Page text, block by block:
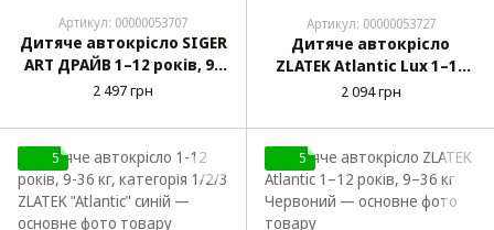
Артикул: 00000053707
Дитяче автокрісло SIGER
ART ДРАЙВ 1–12 років, 9–
36 кг Геометрія
2 497 грн
Артикул: 00000053727
Дитяче автокрісло
ZLATEK Atlantic Lux 1–12
років, 9–36 кг Синій
2 094 грн
5 5